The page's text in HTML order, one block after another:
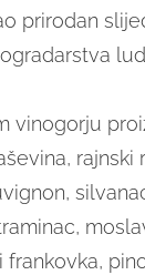
prirodan
vinogorju
rajnski
frankovka,